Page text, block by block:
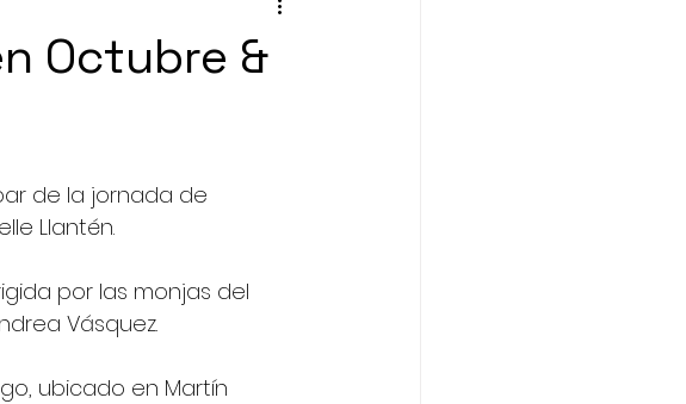
Octubre &
de la jornada de
Llantén.
por las monjas del
Vásquez.
ubicado en Martín